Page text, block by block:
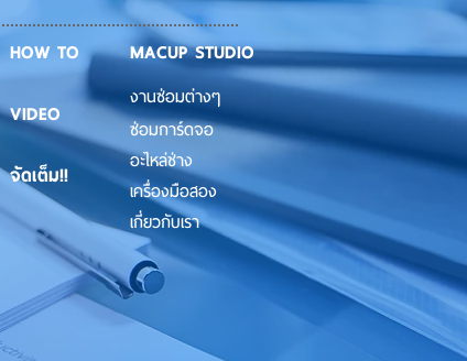
จัดเต็ม!!
HOW TO
VIDEO
MACUP STUDIO
งานซ่อมต่างๆ
ซ่อมการ์ดจอ
อะไหล่ช่าง
เครื่องมือสอง
เกี่ยวกับเรา